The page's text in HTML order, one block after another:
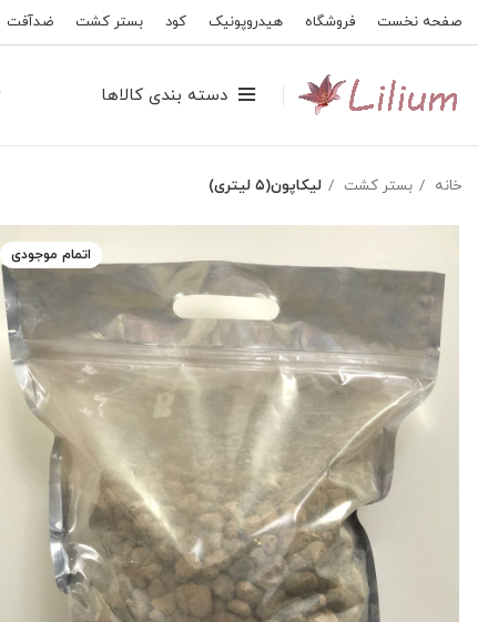
صفحه نخست فروشگاه هیدروپونیک کود بستر کشت ضدآفت
دسته بندی کالاها
خانه بستر کشت لیکاپون(۵ لیتری)
اتمام موجودی